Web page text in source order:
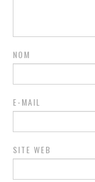
NOM
E-MAIL
SITE WEB